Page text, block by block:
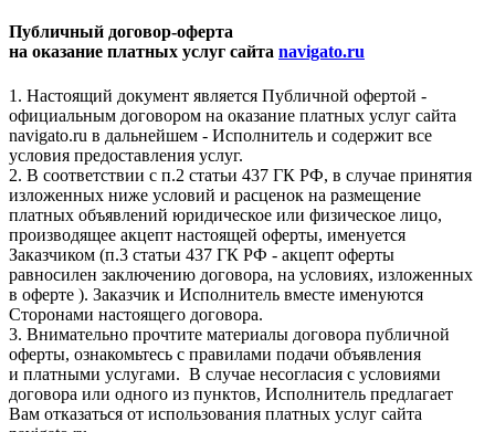
Публичный договор-оферта
на оказание платных услуг сайта navigato.ru
1. Настоящий документ является Публичной офертой -
официальным договором на оказание платных услуг сайта
navigato.ru в дальнейшем - Исполнитель и содержит все
условия предоставления услуг.
2. В соответствии с п.2 статьи 437 ГК РФ, в случае принятия
изложенных ниже условий и расценок на размещение
платных объявлений юридическое или физическое лицо,
производящее акцепт настоящей оферты, именуется
Заказчиком (п.3 статьи 437 ГК РФ - акцепт оферты
равносилен заключению договора, на условиях, изложенных
в оферте ). Заказчик и Исполнитель вместе именуются
Сторонами настоящего договора.
3. Внимательно прочтите материалы договора публичной
оферты, ознакомьтесь с правилами подачи объявления
и платными услугами. В случае несогласия с условиями
договора или одного из пунктов, Исполнитель предлагает
Вам отказаться от использования платных услуг сайта